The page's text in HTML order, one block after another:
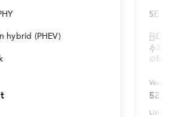
hybrid (PHEV)
SE
300
lízing